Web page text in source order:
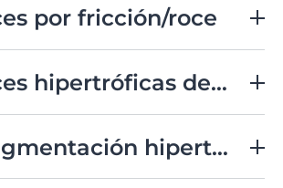
que se conoce como cicatriz
Este fenómeno se produce cuando
expuestos al sol durante el proceso
por fricción/roce
los calzones o calzoncillos,
generalmente pequeñas,
puede ocurrir si no se aplican los
debido a queloides
son los lóbulos de las orejas,
codos o la parte central del pecho.
tener una textura suave, pero
hipertrófica por piercing